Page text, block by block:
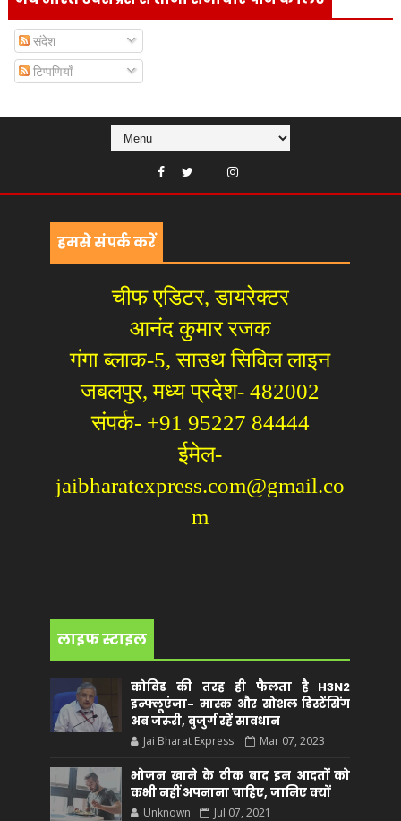
संदेश
टिप्पणियाँ
हमसे संपर्क करें
चीफ एडिटर, डायरेक्टर
आनंद कुमार रजक
गंगा ब्लाक-5, साउथ सिविल लाइन
जबलपुर, मध्य प्रदेश- 482002
संपर्क- +91 95227 84444
ईमेल-
jaibharatexpress.com@gmail.co
m
लाइफ स्टाइल
कोविड की तरह ही फैलता है H3N2
इन्फ्लूएंजा- मास्क और सोशल डिस्टेंसिंग
अब जरूरी, बुजुर्ग रहें सावधान
Jai Bharat Express Mar 07, 2023
भोजन खाने के ठीक बाद इन आदतों को
कभी नहीं अपनाना चाहिए, जानिए क्यों
Unknown Jul 07, 2021